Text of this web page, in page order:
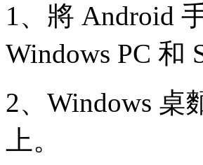
1、將 Android
Windows PC 和
2、Windows 桌
上。